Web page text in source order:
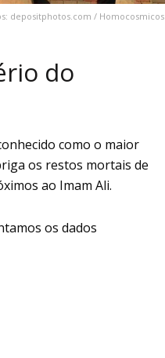
depositphotos.com / Homocosmicos
do
como o maior
os restos mortais de
ao Imam Ali.
os dados